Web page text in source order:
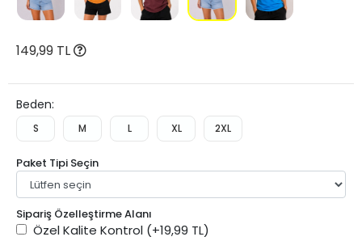
149,99 TL
Beden:
S M L XL 2XL
Paket Tipi Seçin
Sipariş Özelleştirme Alanı
Özel Kalite Kontrol (+19,99 TL)